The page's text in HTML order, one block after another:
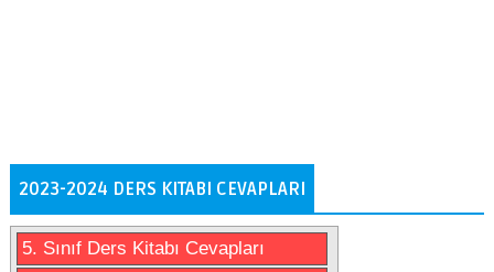
2023-2024 DERS KITABI CEVAPLARI
5. Sınıf Ders Kitabı Cevapları